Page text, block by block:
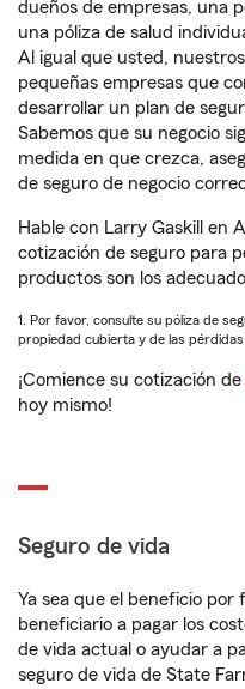
dueños de empresas, una
una póliza de salud
Al igual que usted,
pequeñas empresas que
desarrollar un plan de
Sabemos que su negocio
medida en que crezca,
de seguro de negocio
Hable con Larry Gaskill en
cotización de seguro para
productos son los
1. Por favor, consulte su póliza de
propiedad cubierta y de las pérdidas
¡Comience su cotización de
hoy mismo!
Seguro de vida
Ya sea que el beneficio por
beneficiario a pagar los
de vida actual o ayudar a
seguro de vida de State